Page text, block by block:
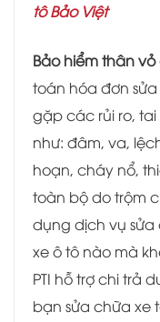
tô Bảo Việt
Bảo hiểm thân vỏ
toán hóa đơn
gặp các rủi ro,
như: đâm, va,
hoạn, cháy nổ,
toàn bộ do trộm
dụng dịch vụ
xe ô tô nào mà
PTI hỗ trợ chi trả
bạn sửa chữa xe